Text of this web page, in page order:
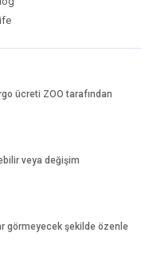
ücreti ZOO tarafından
veya değişim
görmeyecek şekilde özenle